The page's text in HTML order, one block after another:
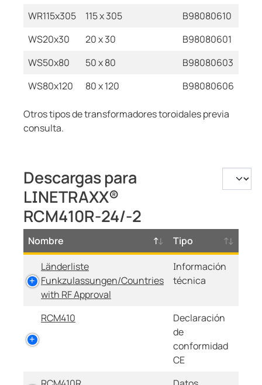
WR115x305
115 x 305
B98080610
WS20x30
20 x 30
B98080601
WS50x80
50 x 80
B98080603
WS80x120
80 x 120 B98080606
Otros tipos de transformadores toroidales previa
consulta.
Descargas para
LINETRAXX®
RCM410R-24/-2
Nombre
Tipo
Länderliste
Funkzulassungen/Countries
with RF Approval
Información
técnica
RCM410
Declaración
de
conformidad
CE